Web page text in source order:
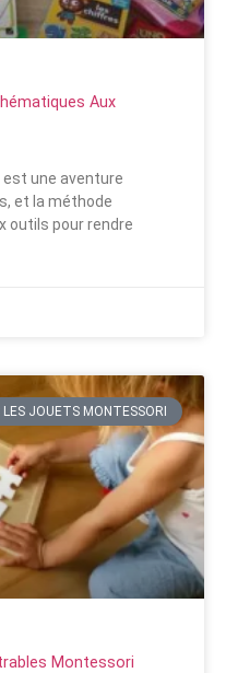
Aux
une aventure
et la méthode
outils pour rendre
JOUETS MONTESSORI
Montessori